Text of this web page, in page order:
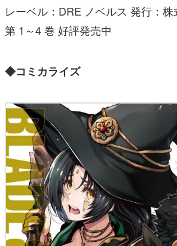
レーベル：DRE ノベルス 発行：
第 1～4 巻 好評発売中
◆コミカライズ